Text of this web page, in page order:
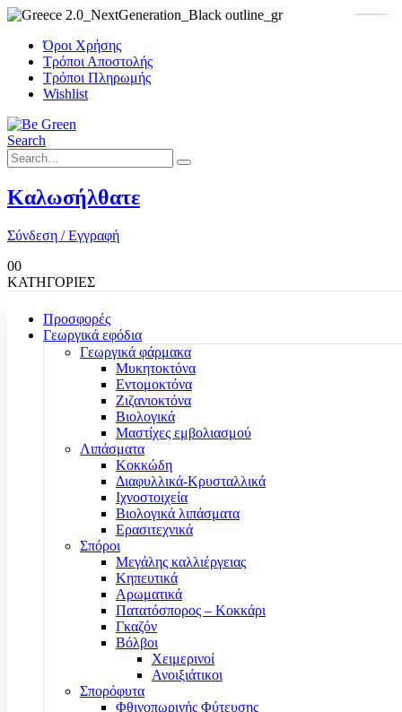
Όροι Χρήσης
Τρόποι Αποστολής
Τρόποι Πληρωμής
Wishlist
Search
Καλωσήλθατε
Σύνδεση / Εγγραφή
00
ΚΑΤΗΓΟΡΙΕΣ
Προσφορές
Γεωργικά εφόδια
Γεωργικά φάρμακα
Μυκητοκτόνα
Εντομοκτόνα
Ζιζανιοκτόνα
Βιολογικά
Μαστίχες εμβολιασμού
Λιπάσματα
Κοκκώδη
Διαφυλλικά-Κρυσταλλικά
Ιχνοστοιχεία
Βιολογικά λιπάσματα
Ερασιτεχνικά
Σπόροι
Μεγάλης καλλιέργειας
Κηπευτικά
Αρωματικά
Πατατόσπορος – Κοκκάρι
Γκαζόν
Βόλβοι
Χειμερινοί
Ανοιξιάτικοι
Σπορόφυτα
Φθινοπωρινής Φύτευσης